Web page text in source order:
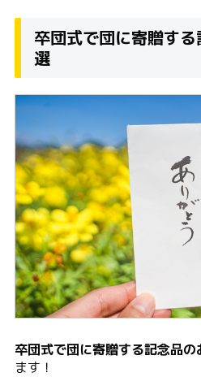
卒団式で団に寄贈す
選
卒団式で団に寄贈する記念品
ます！